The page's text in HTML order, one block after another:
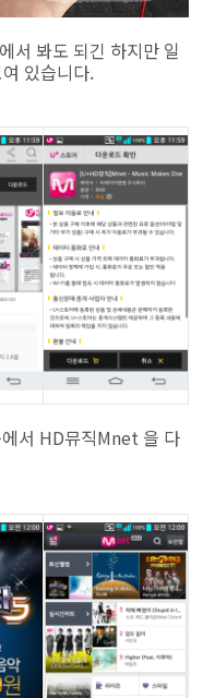
서 봐도 되긴 하지만 일
있습니다.
서 HD뮤직Mnet 을 다